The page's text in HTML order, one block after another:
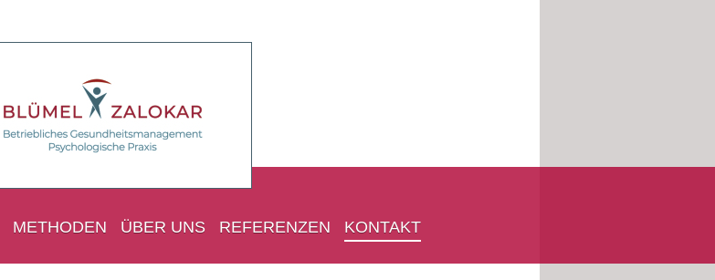
METHODEN ÜBER UNS REFERENZEN KONTAKT